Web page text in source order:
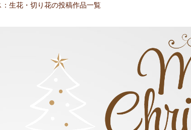
生花・切り花の投稿作品一覧